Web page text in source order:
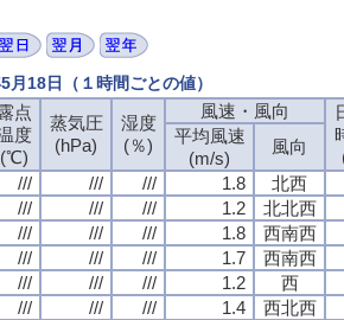
18日（１時間ごとの値）
点
度
(℃)
蒸気圧
(hPa)
湿度
(％)
風速・風向
平均風速
(m/s)
風向
/// /// /// 1.8
北西
/// /// /// 1.2
北北西
/// /// /// 1.8
西南西
/// /// /// 1.7
西南西
/// /// /// 1.2
西
/// /// /// 1.4
西北西